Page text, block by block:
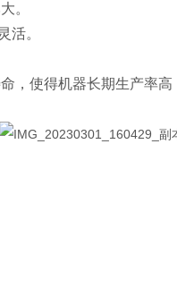
。
活。
，使得机器长期生产率